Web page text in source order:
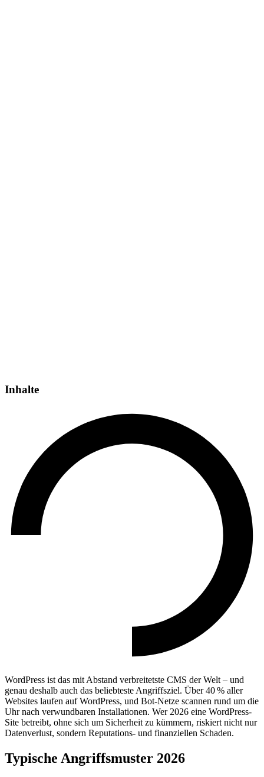
Inhalte
WordPress ist das mit Abstand verbreitetste CMS der Welt – und
genau deshalb auch das beliebteste Angriffsziel. Über 40 % aller
Websites laufen auf WordPress, und Bot-Netze scannen rund um die
Uhr nach verwundbaren Installationen. Wer 2026 eine WordPress-
Site betreibt, ohne sich um Sicherheit zu kümmern, riskiert nicht nur
Datenverlust, sondern Reputations- und finanziellen Schaden.
Typische Angriffsmuster 2026